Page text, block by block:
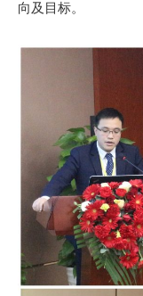
向及目标。